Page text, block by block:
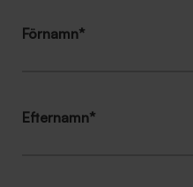
Förnamn*
Efternamn*